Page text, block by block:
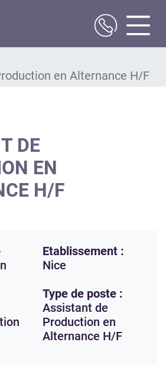
en Alternance H/F
DE
EN
H/F
Etablissement :
Nice
Type de poste :
Assistant de
Production en
Alternance H/F